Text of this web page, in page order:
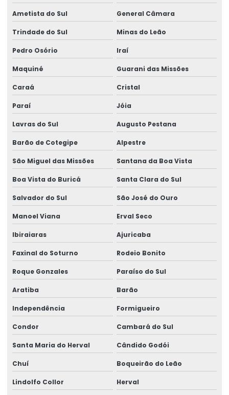
Ametista do Sul General Câmara
Trindade do Sul Minas do Leão
Pedro Osório Iraí
Maquiné Guarani das Missões
Caraá Cristal
Paraí Jóia
Lavras do Sul Augusto Pestana
Barão de Cotegipe Alpestre
São Miguel das Missões Santana da Boa Vista
Boa Vista do Buricá Santa Clara do Sul
Salvador do Sul São José do Ouro
Manoel Viana Erval Seco
Ibiraiaras Ajuricaba
Faxinal do Soturno Rodeio Bonito
Roque Gonzales Paraíso do Sul
Aratiba Barão
Independência Formigueiro
Condor Cambará do Sul
Santa Maria do Herval Cândido Godói
Chuí Boqueirão do Leão
Lindolfo Collor Herval